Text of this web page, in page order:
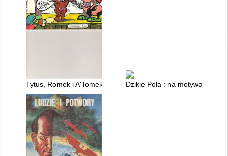
Tytus, Romek i A'Tomek. [Ks. 13]Dzikie Pola : na motywach